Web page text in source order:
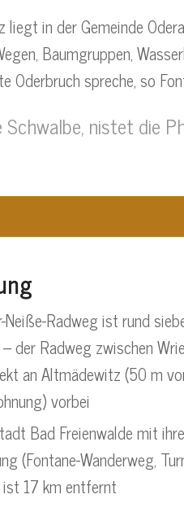
liegt in der Gemeinde
Baumgruppen,
Oderbruch spreche, so
Schwalbe, nistet die
Neiße-Radweg ist rund
der Radweg zwischen
an Altmädewitz (50 m
vorbei
Bad Freienwalde mit
(Fontane-Wanderweg,
ist 17 km entfernt